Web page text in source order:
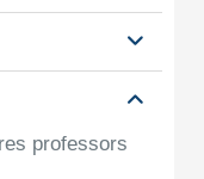
professors